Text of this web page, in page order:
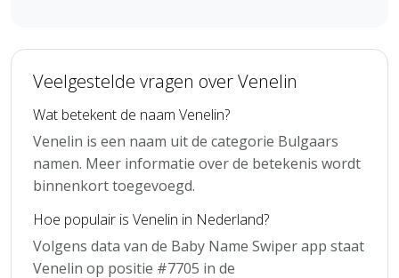
Veelgestelde vragen over Venelin
Wat betekent de naam Venelin?
Venelin is een naam uit de categorie Bulgaars
namen. Meer informatie over de betekenis wordt
binnenkort toegevoegd.
Hoe populair is Venelin in Nederland?
Volgens data van de Baby Name Swiper app staat
Venelin op positie #7705 in de